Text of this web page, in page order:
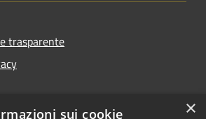
trasparente
×
sui cookie